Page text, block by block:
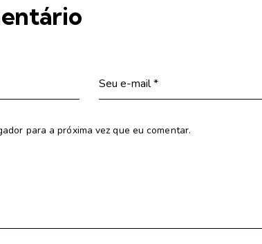
para a próxima vez que eu comentar.